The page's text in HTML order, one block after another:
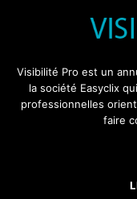
Visibilité Pro est un
la société Easyclix
professionnelles
faire